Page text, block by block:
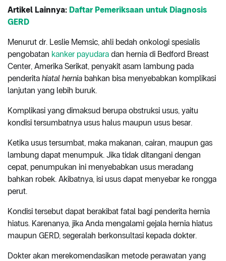
Artikel Lainnya: Daftar Pemeriksaan untuk Diagnosis
GERD
Menurut dr. Leslie Memsic, ahli bedah onkologi spesialis
pengobatan kanker payudara dan hernia di Bedford Breast
Center, Amerika Serikat, penyakit asam lambung pada
penderita hiatal hernia bahkan bisa menyebabkan komplikasi
lanjutan yang lebih buruk.
Komplikasi yang dimaksud berupa obstruksi usus, yaitu
kondisi tersumbatnya usus halus maupun usus besar.
Ketika usus tersumbat, maka makanan, cairan, maupun gas
lambung dapat menumpuk. Jika tidak ditangani dengan
cepat, penumpukan ini menyebabkan usus meradang
bahkan robek. Akibatnya, isi usus dapat menyebar ke rongga
perut.
Kondisi tersebut dapat berakibat fatal bagi penderita hernia
hiatus. Karenanya, jika Anda mengalami gejala hernia hiatus
maupun GERD, segeralah berkonsultasi kepada dokter.
Dokter akan merekomendasikan metode perawatan yang